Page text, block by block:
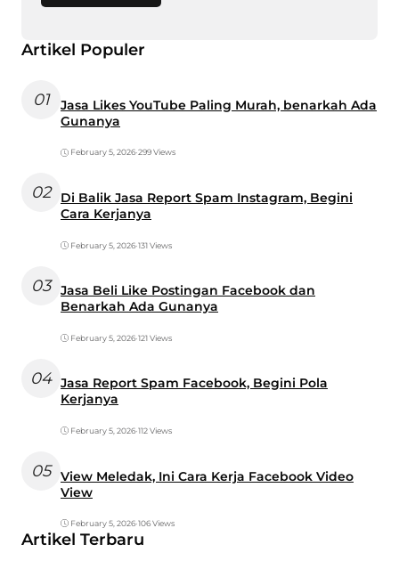
Artikel Populer
01
Jasa Likes YouTube Paling Murah, benarkah Ada
Gunanya
February 5, 2026•299 Views
02
Di Balik Jasa Report Spam Instagram, Begini
Cara Kerjanya
February 5, 2026•131 Views
03
Jasa Beli Like Postingan Facebook dan
Benarkah Ada Gunanya
February 5, 2026•121 Views
04 Jasa Report Spam Facebook, Begini Pola
Kerjanya
February 5, 2026•112 Views
05
View Meledak, Ini Cara Kerja Facebook Video
View
February 5, 2026•106 Views
Artikel Terbaru